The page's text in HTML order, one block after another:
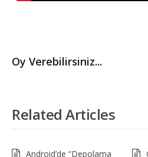
Oy Verebilirsiniz...
Related Articles
Android’de “Depolama